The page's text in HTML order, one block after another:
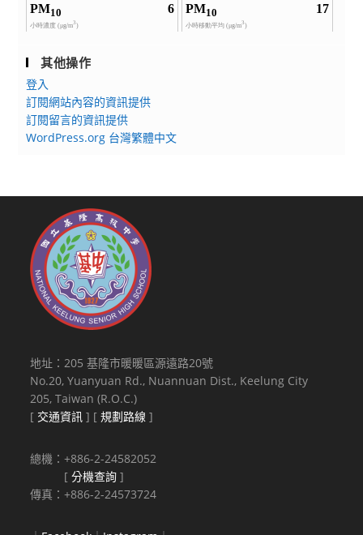
其他操作
登入
訂閱網站內容的資訊提供
訂閱留言的資訊提供
WordPress.org 台灣繁體中文
地址：205 基隆市暖暖區源遠路20號
No.20, Yuanyuan Rd., Nuannuan Dist., Keelung City
205, Taiwan (R.O.C.)
[ 交通資訊 ] [規劃路線 ]
總機：+886-2-24582052
[分機查詢 ]
傳真：+886-2-24573724